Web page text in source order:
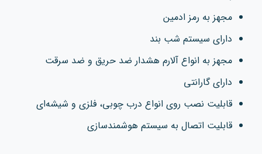
مجهز به رمز ادمین
دارای سیستم شب بند
مجهز به انواع آلارم هشدار ضد حریق و ضد سرقت
دارای گارانتی
قابلیت نصب روی انواع درب چوبی، فلزی و شیشه‌ای
قابلیت اتصال به سیستم هوشمند‌سازی